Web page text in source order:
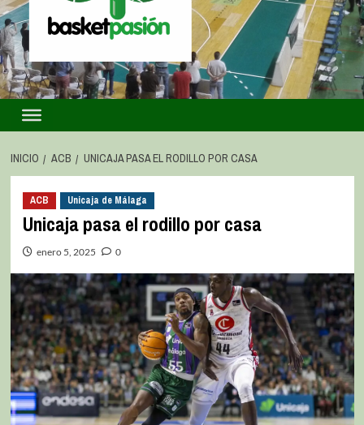
INICIO ACB UNICAJA PASA EL RODILLO POR CASA
ACB Unicaja de Málaga
Unicaja pasa el rodillo por casa
enero 5, 2025 0